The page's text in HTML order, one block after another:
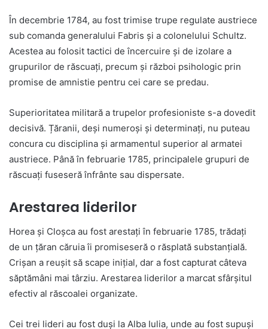
În decembrie 1784, au fost trimise trupe regulate austriece
sub comanda generalului Fabris și a colonelului Schultz.
Acestea au folosit tactici de încercuire și de izolare a
grupurilor de răscuați, precum și război psihologic prin
promise de amnistie pentru cei care se predau.
Superioritatea militară a trupelor profesioniste s-a dovedit
decisivă. Țăranii, deși numeroși și determinați, nu puteau
concura cu disciplina și armamentul superior al armatei
austriece. Până în februarie 1785, principalele grupuri de
răscuați fuseseră înfrânte sau dispersate.
Arestarea liderilor
Horea și Cloșca au fost arestați în februarie 1785, trădați
de un țăran căruia îi promiseseră o răsplată substanțială.
Crișan a reușit să scape inițial, dar a fost capturat câteva
săptămâni mai târziu. Arestarea liderilor a marcat sfârșitul
efectiv al răscoalei organizate.
Cei trei lideri au fost duși la Alba Iulia, unde au fost supuși